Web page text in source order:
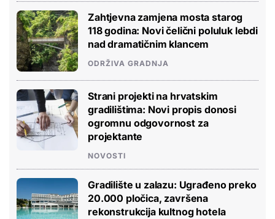
Zahtjevna zamjena mosta starog
118 godina: Novi čelični poluluk lebdi
nad dramatičnim klancem
ODRŽIVA GRADNJA
Strani projekti na hrvatskim
gradilištima: Novi propis donosi
ogromnu odgovornost za
projektante
NOVOSTI
Gradilište u zalazu: Ugrađeno preko
20.000 pločica, završena
rekonstrukcija kultnog hotela